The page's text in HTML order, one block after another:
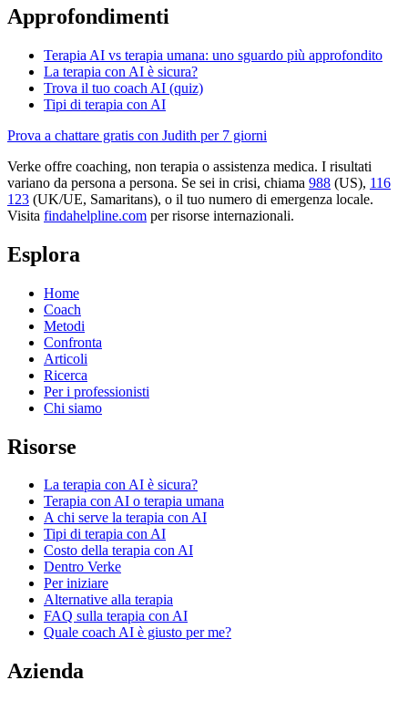
Approfondimenti
Terapia AI vs terapia umana: uno sguardo più approfondito
La terapia con AI è sicura?
Trova il tuo coach AI (quiz)
Tipi di terapia con AI
Prova a chattare gratis con Judith per 7 giorni
Verke offre coaching, non terapia o assistenza medica. I risultati
variano da persona a persona. Se sei in crisi, chiama 988 (US), 116
123 (UK/UE, Samaritans), o il tuo numero di emergenza locale.
Visita findahelpline.com per risorse internazionali.
Esplora
Home
Coach
Metodi
Confronta
Articoli
Ricerca
Per i professionisti
Chi siamo
Risorse
La terapia con AI è sicura?
Terapia con AI o terapia umana
A chi serve la terapia con AI
Tipi di terapia con AI
Costo della terapia con AI
Dentro Verke
Per iniziare
Alternative alla terapia
FAQ sulla terapia con AI
Quale coach AI è giusto per me?
Azienda